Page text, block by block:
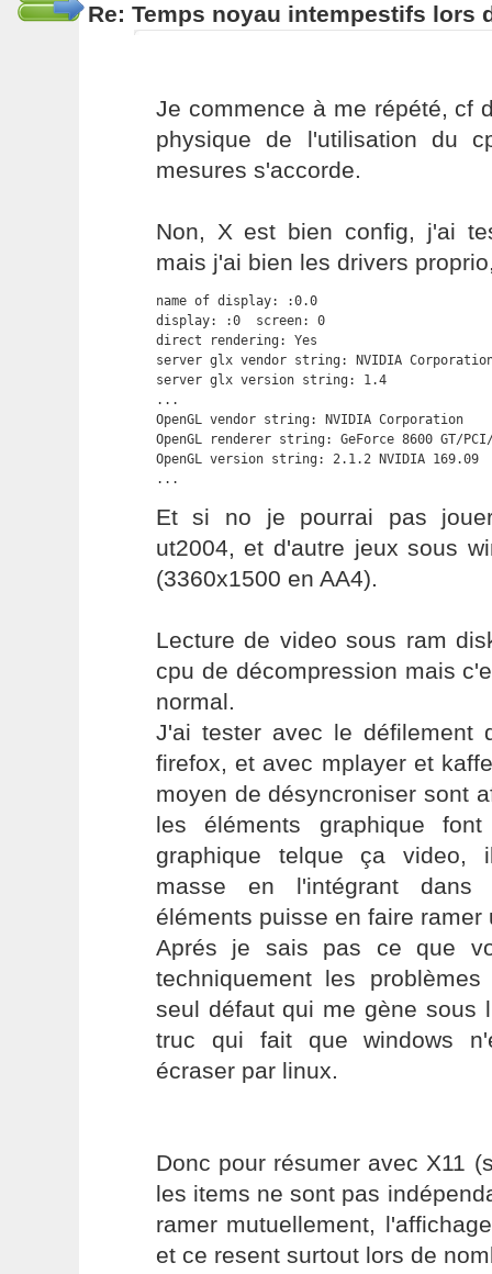
Re: Temps noyau intempestifs lors
Je commence à me répété, cf
physique de l'utilisation du
mesures s'accorde.
Non, X est bien config, j'ai
mais j'ai bien les drivers
name of display: :0.0
display: :0  screen: 0
direct rendering: Yes
server glx vendor string: NVIDIA
server glx version string: 1.4
...
OpenGL vendor string: NVIDIA Corporation
OpenGL renderer string: GeForce 8600 GT/PCI/
OpenGL version string: 2.1.2 NVIDIA 169.09
...
Et si no je pourrai pas
ut2004, et d'autre jeux sous
(3360x1500 en AA4).
Lecture de video sous ram
cpu de décompression mais
normal.
J'ai tester avec le défilement
firefox, et avec mplayer et
moyen de désyncroniser sont
les éléments graphique
graphique telque ça video,
masse en l'intégrant dans
éléments puisse en faire ramer
Aprés je sais pas ce que
techniquement les
seul défaut qui me gène sous
truc qui fait que windows
écraser par linux.
Donc pour résumer avec X11
les items ne sont pas
ramer mutuellement,
et ce resent surtout lors de